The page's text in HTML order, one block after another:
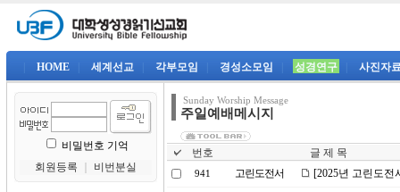
HOME 세계선교 각부모임 경성소모임 성경연구 사진자
비밀번호 기억
회원등록
비번분실
Sunday Worship Message
주일예배메시지
번호 글 제 목
941 고린도전서 [2025년 고린도전